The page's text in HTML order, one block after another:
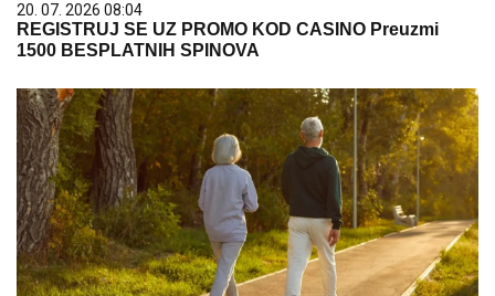
20. 07. 2026 08:04
REGISTRUJ SE UZ PROMO KOD CASINO Preuzmi
1500 BESPLATNIH SPINOVA